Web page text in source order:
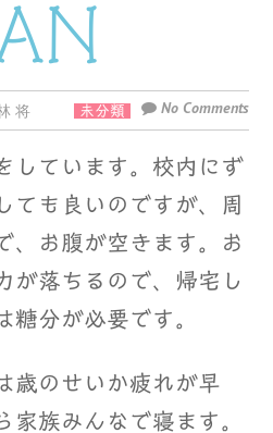
将 未分類 No Comments
しています。校内にず
ても良いのですが、周
、お腹が空きます。お
が落ちるので、帰宅し
糖分が必要です。
歳のせいか疲れが早
家族みんなで寝ます。